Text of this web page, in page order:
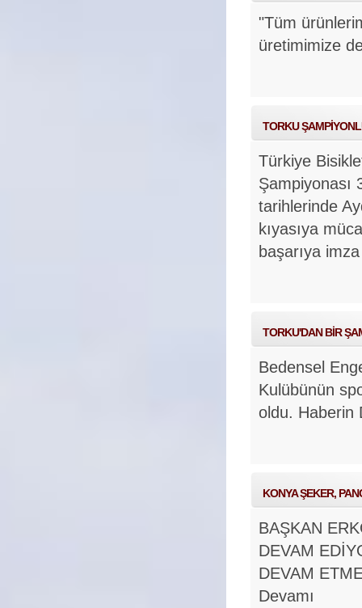
"Tüm
üretimimize
TORKU
Türkiye
Şampiyonası
tarihlerinde
kıyasıya
başarıya
TORKU'DAN BİR
Bedensel
Kulübünün
oldu. Haberin
KONYA ŞEKER,
BAŞKAN
DEVAM
DEVAM
Devamı